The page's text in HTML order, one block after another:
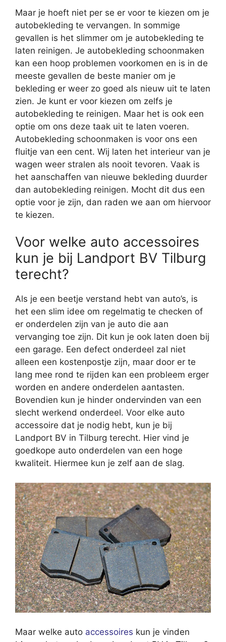
Maar je hoeft niet per se er voor te kiezen om je
autobekleding te vervangen. In sommige
gevallen is het slimmer om je autobekleding te
laten reinigen. Je autobekleding schoonmaken
kan een hoop problemen voorkomen en is in de
meeste gevallen de beste manier om je
bekleding er weer zo goed als nieuw uit te laten
zien. Je kunt er voor kiezen om zelfs je
autobekleding te reinigen. Maar het is ook een
optie om ons deze taak uit te laten voeren.
Autobekleding schoonmaken is voor ons een
fluitje van een cent. Wij laten het interieur van je
wagen weer stralen als nooit tevoren. Vaak is
het aanschaffen van nieuwe bekleding duurder
dan autobekleding reinigen. Mocht dit dus een
optie voor je zijn, dan raden we aan om hiervoor
te kiezen.
Voor welke auto accessoires
kun je bij Landport BV Tilburg
terecht?
Als je een beetje verstand hebt van auto’s, is
het een slim idee om regelmatig te checken of
er onderdelen zijn van je auto die aan
vervanging toe zijn. Dit kun je ook laten doen bij
een garage. Een defect onderdeel zal niet
alleen een kostenpostje zijn, maar door er te
lang mee rond te rijden kan een probleem erger
worden en andere onderdelen aantasten.
Bovendien kun je hinder ondervinden van een
slecht werkend onderdeel. Voor elke auto
accessoire dat je nodig hebt, kun je bij
Landport BV in Tilburg terecht. Hier vind je
goedkope auto onderdelen van een hoge
kwaliteit. Hiermee kun je zelf aan de slag.
Maar welke auto accessoires kun je vinden